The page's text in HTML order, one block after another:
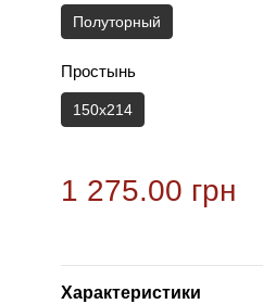
Полуторный
Простынь
150х214
1 275.00 грн
Характеристики